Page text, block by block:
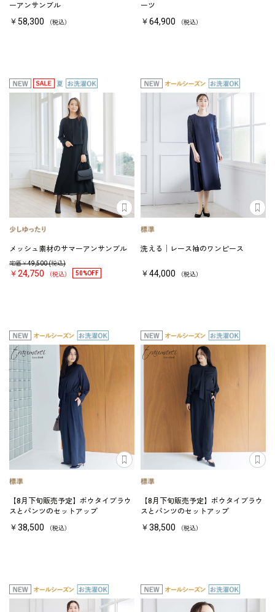
ーアンサンブル
￥58,300 （税込）
ーツ
￥64,900 （税込）
メッシュ素材のサマーアンサンブル
定価￥49,500(税込)
￥24,750 （税込） 50%OFF
洗える│レース袖のワンピース
￥44,000 （税込）
【8月下旬販売予定】ボウタイブラウ
スとパンツのセットアップ
￥38,500 （税込）
【8月下旬販売予定】ボウタイブラウ
スとパンツのセットアップ
￥38,500 （税込）